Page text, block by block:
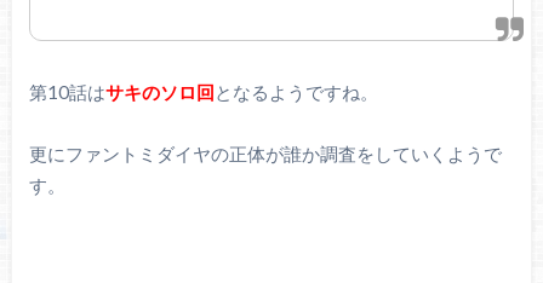
第10話はサキのソロ回となるようですね。
更にファントミダイヤの正体が誰か調査をしていくようで
す。